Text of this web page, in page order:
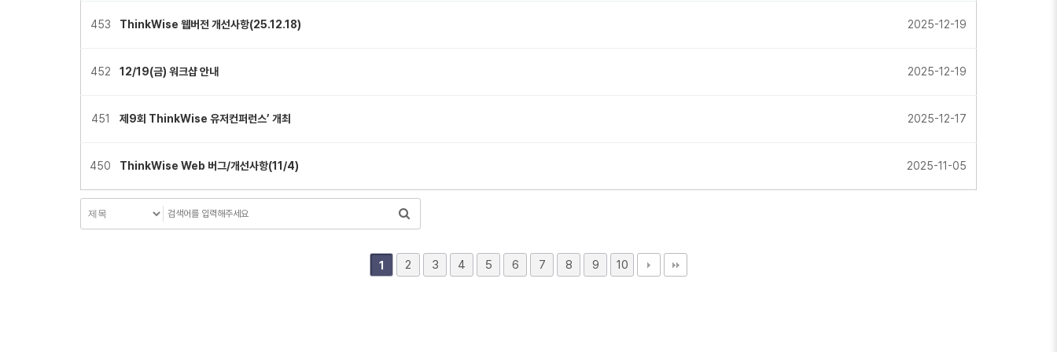
453 ThinkWise 웹버전 개선사항(25.12.18) 2025-12-19
452 12/19(금) 워크샵 안내 2025-12-19
451 제9회 ThinkWise 유저컨퍼런스’ 개최 2025-12-17
450 ThinkWise Web 버그/개선사항(11/4) 2025-11-05
1 2 3 4 5 6 7 8 9 10